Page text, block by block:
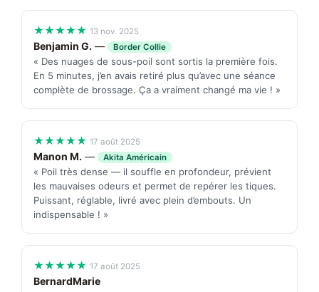
★★★★★ 13 nov. 2025
Benjamin G. — Border Collie
« Des nuages de sous-poil sont sortis la première fois.
En 5 minutes, j’en avais retiré plus qu’avec une séance
complète de brossage. Ça a vraiment changé ma vie ! »
★★★★★ 17 août 2025
Manon M. — Akita Américain
« Poil très dense — il souffle en profondeur, prévient
les mauvaises odeurs et permet de repérer les tiques.
Puissant, réglable, livré avec plein d’embouts. Un
indispensable ! »
★★★★★ 17 août 2025
BernardMarie